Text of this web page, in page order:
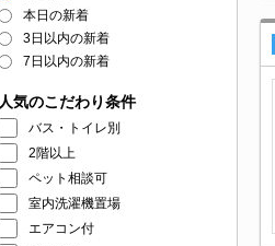
本日の新着
3日以内の新着
7日以内の新着
人気のこだわり条件
バス・トイレ別
2階以上
ペット相談可
室内洗濯機置場
エアコン付